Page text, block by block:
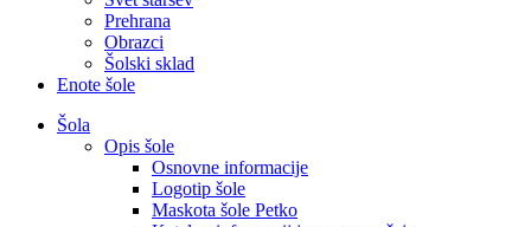
Prehrana
Obrazci
Šolski sklad
Enote šole
Šola
Opis šole
Osnovne informacije
Logotip šole
Maskota šole Petko